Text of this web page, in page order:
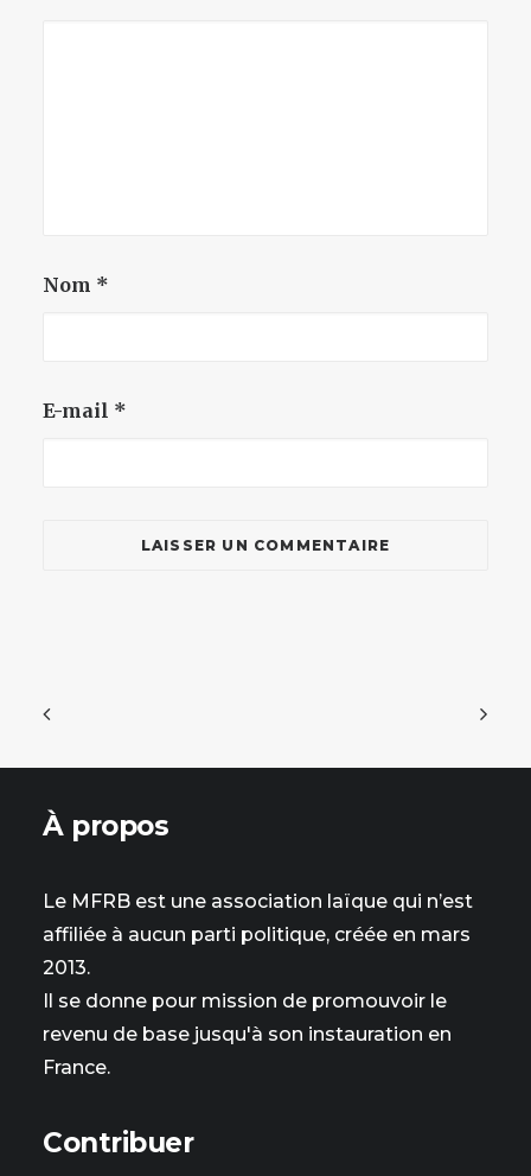
Nom *
E-mail *
À propos
Le MFRB est une association laïque qui n’est
affiliée à aucun parti politique, créée en mars
2013.
Il se donne pour mission de promouvoir le
revenu de base jusqu'à son instauration en
France.
Contribuer